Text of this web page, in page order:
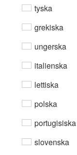
tyska
grekiska
ungerska
italienska
lettiska
polska
portugisiska
slovenska